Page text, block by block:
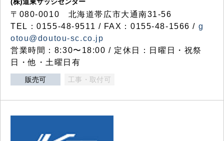
〒080-0010 北海道帯広市大通南31-56
TEL：0155-48-9511 / FAX：0155-48-1566 / g
otou@doutou-sc.co.jp
営業時間：8:30〜18:00 / 定休日：日曜日・祝祭
日・他・土曜日有
販売可 工事・取付可